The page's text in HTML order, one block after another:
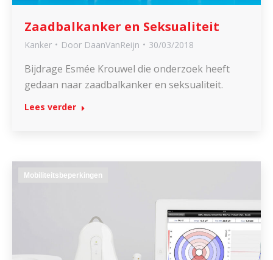
Zaadbalkanker en Seksualiteit
Kanker Door DaanVanReijn 30/03/2018
Bijdrage Esmée Krouwel die onderzoek heeft
gedaan naar zaadbalkanker en seksualiteit.
Lees verder
Mobiliteitsbeperkingen